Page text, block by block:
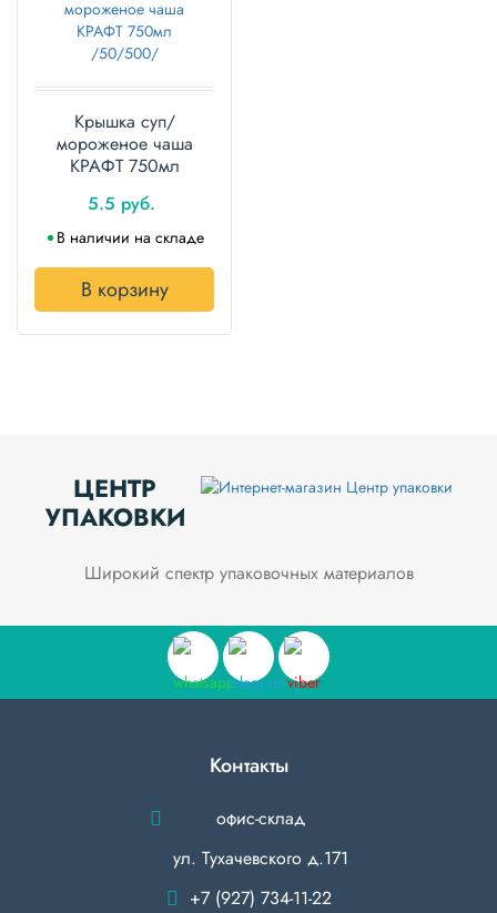
Крышка суп/
мороженое чаша
КРАФТ 750мл
5.5 руб.
В наличии на складе
В корзину
ЦЕНТР
УПАКОВКИ
Широкий спектр упаковочных материалов
Контакты
офис-склад
ул. Тухачевского д.171
+7 (927) 734-11-22